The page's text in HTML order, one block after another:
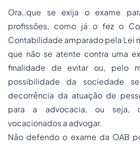
Ora,.que se exija o exame
profissões, como já o fez o
Contabilidade amparado pela Lei
que não se atente contra uma
finalidade de evitar ou, pelo
possibilidade da sociedade
decorrência da atuação de
para a advocacia, ou seja,
vocacionados a advogar.
Não defendo o exame da OAB